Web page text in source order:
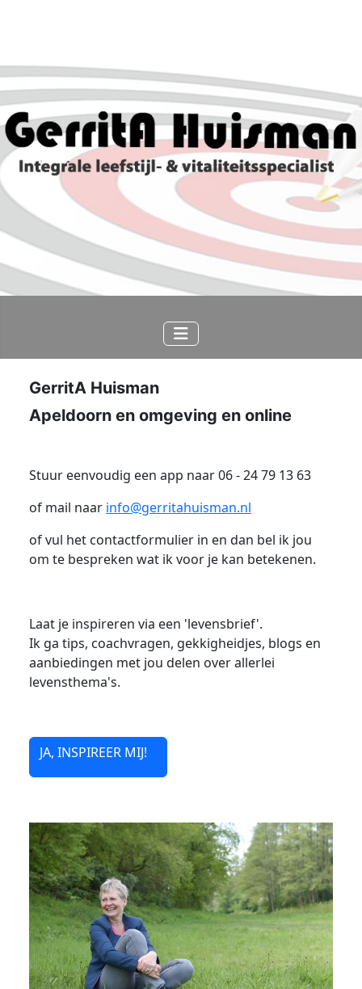
GerritA Huisman
Apeldoorn en omgeving en online
Stuur eenvoudig een app naar 06 - 24 79 13 63
of mail naar info@gerritahuisman.nl
of vul het contactformulier in en dan bel ik jou
om te bespreken wat ik voor je kan betekenen.
Laat je inspireren via een 'levensbrief'.
Ik ga tips, coachvragen, gekkigheidjes, blogs en
aanbiedingen met jou delen over allerlei
levensthema's.
JA, INSPIREER MIJ!